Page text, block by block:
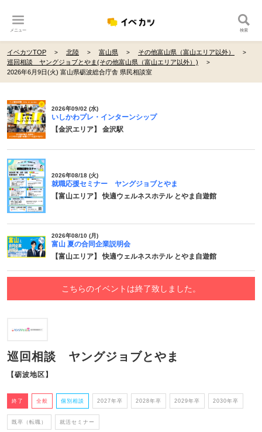
メニュー 検索
イベカツTOP 北陸 富山県
その他富山県（富山エリア以外）
巡回相談 ヤングジョブとやま(その他富山県（富山エリア以外）)
2026年6月9日(火) 富山県砺波総合庁舎 県民相談室
2026年09/02 (水)
いしかわプレ・インターンシップ
【金沢エリア】 金沢駅
2026年08/18 (火)
就職応援セミナー ヤングジョブとやま
【富山エリア】 快適ウェルネスホテル とやま自遊館
2026年08/10 (月)
富山 夏の合同企業説明会
【富山エリア】 快適ウェルネスホテル とやま自遊館
こちらのイベントは終了致しました。
巡回相談 ヤングジョブとやま
【砺波地区】
終了 全般 個別相談 2027年卒 2028年卒 2029年卒 2030年卒
既卒（転職） 就活セミナー